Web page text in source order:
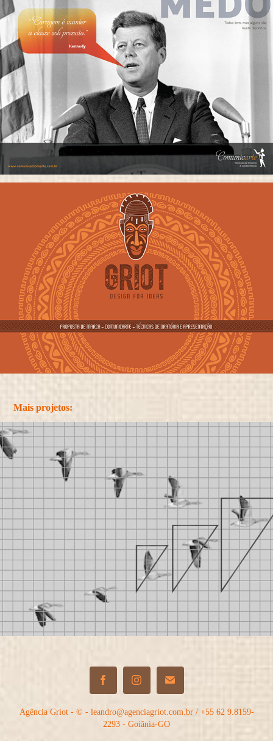
Mais projetos:
Agência Griot - © - leandro@agenciagriot.com.br / +55 62 9.8159-
2293 - Goiânia-GO